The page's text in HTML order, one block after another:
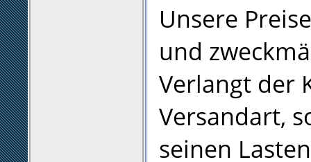
Unsere
und
Verlangt der
Versandart,
seinen